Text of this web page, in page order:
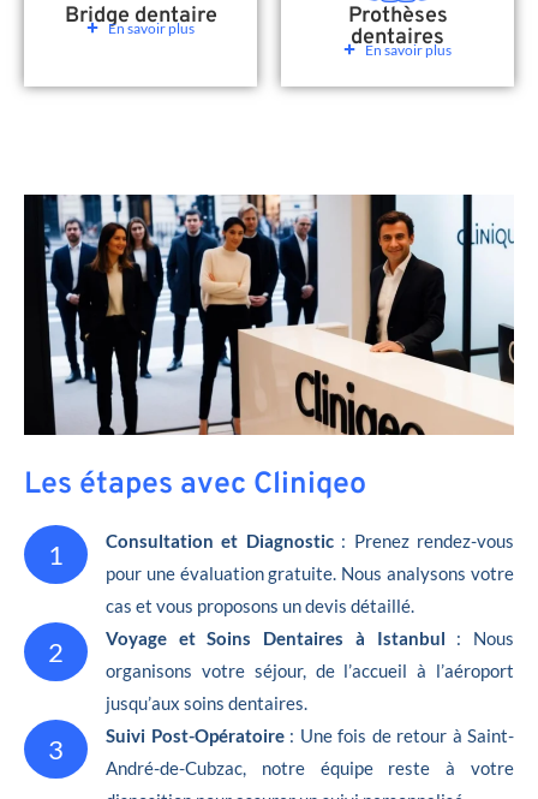
Bridge dentaire
En savoir plus Prothèses
dentaires
En savoir plus
Les étapes avec Cliniqeo
1 Consultation et Diagnostic: Prenez rendez-vous
pour une évaluation gratuite. Nous analysons votre
cas et vous proposons un devis détaillé.
2 Voyage et Soins Dentaires à Istanbul : Nous
organisons votre séjour, de l’accueil à l’aéroport
jusqu’aux soins dentaires.
3 Suivi Post-Opératoire : Une fois de retour à Saint-
André-de-Cubzac, notre équipe reste à votre